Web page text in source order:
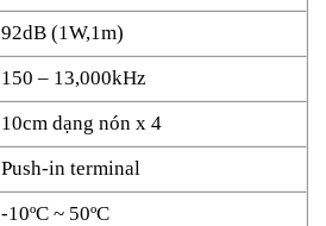
92dB (1W,1m)
150 – 13,000kHz
10cm dạng nón x 4
Push-in terminal
-10ºC ~ 50ºC